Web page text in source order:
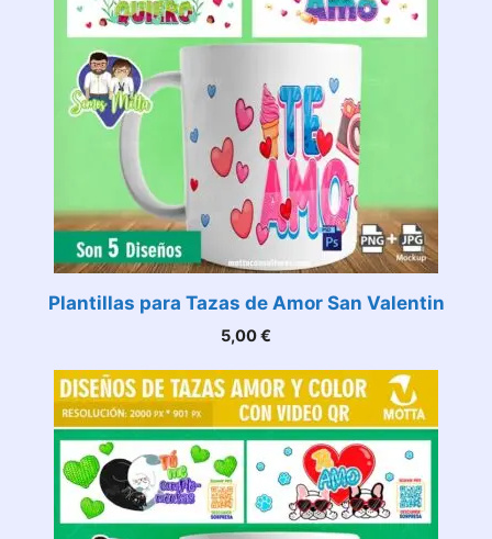
Plantillas para Tazas de Amor San Valentin
5,00€